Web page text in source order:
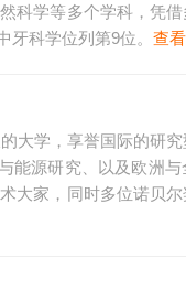
学等多个学科，凭借
科学位列第9位。 查
大学，享誉国际的研
能源研究、以及欧洲
大家，同时多位诺贝